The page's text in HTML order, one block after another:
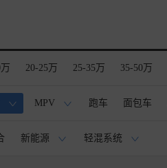
20-25万 25-35万 35-50万
> MPV > 跑车 面包车
新能源 > 轻混系统 >